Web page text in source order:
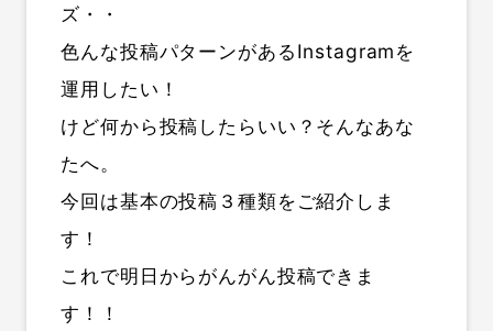
ズ・・
色んな投稿パターンがあるInstagramを
運用したい！
けど何から投稿したらいい？そんなあな
たへ。
今回は基本の投稿３種類をご紹介しま
す！
これで明日からがんがん投稿できま
す！！